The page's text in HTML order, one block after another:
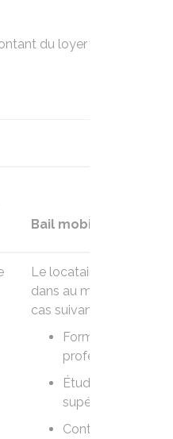
du loyer
Bail mobilité
Le locataire doit être
dans au moins 1 des
cas suivants
Formation
professionnelle
Études
supérieures
Contrat